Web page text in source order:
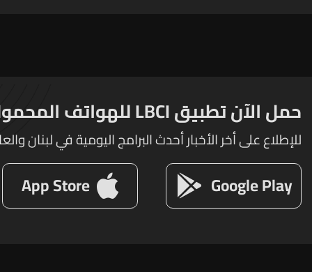
حمل الآن تطبيق LBCI للهواتف المحمولة
للإطلاع على أخر الأخبار أحدث البرامج اليومية في لبنان
Google Play
App Store